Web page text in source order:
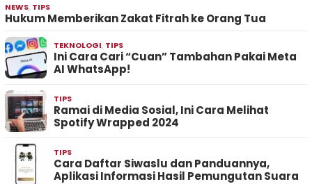
NEWS, TIPS
Hukum Memberikan Zakat Fitrah ke Orang Tua
TEKNOLOGI, TIPS
Ini Cara Cari “Cuan” Tambahan Pakai Meta
AI WhatsApp!
TIPS
Ramai di Media Sosial, Ini Cara Melihat
Spotify Wrapped 2024
TIPS
Cara Daftar Siwaslu dan Panduannya,
Aplikasi Informasi Hasil Pemungutan Suara